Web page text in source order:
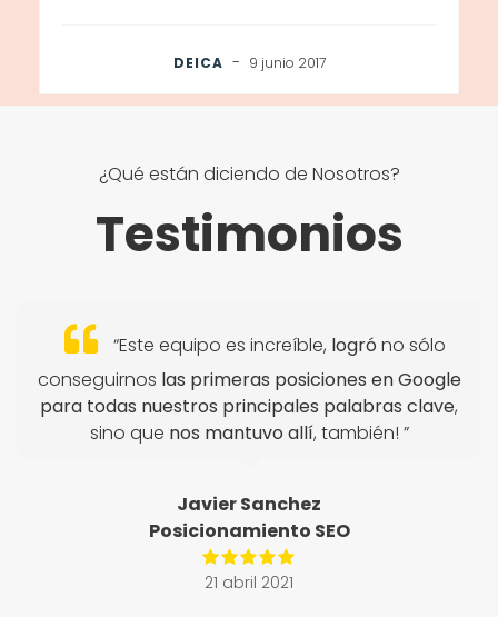
DEICA - 9 junio 2017
¿Qué están diciendo de Nosotros?
Testimonios
“Este equipo es increíble, logró no sólo
conseguirnos las primeras posiciones en Google
para todas nuestros principales palabras clave,
sino que nos mantuvo allí, también! ”
Javier Sanchez
Posicionamiento SEO
21 abril 2021